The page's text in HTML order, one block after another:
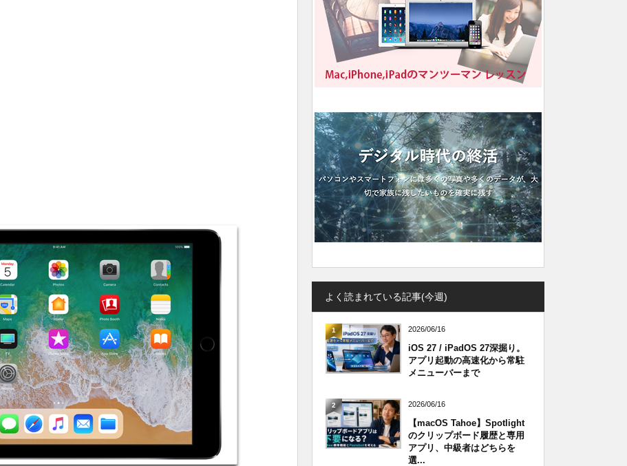
よく読まれている記事(今週)
1 2026/06/16
iOS 27 / iPadOS 27深掘り。
アプリ起動の高速化から常駐
メニューバーまで
2 2026/06/16
【macOS Tahoe】Spotlight
のクリップボード履歴と専用
アプリ、中級者はどちらを
選...